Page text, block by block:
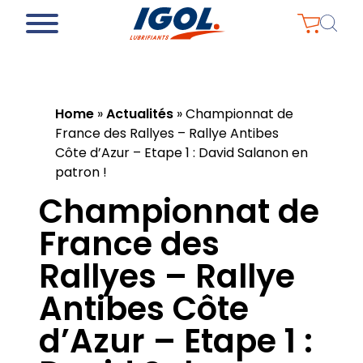
Home »Actualités »Championnat de
France des Rallyes – Rallye Antibes
Côte d’Azur – Etape 1 : David Salanon en
patron !
Championnat de
France des
Rallyes – Rallye
Antibes Côte
d’Azur – Etape 1 :